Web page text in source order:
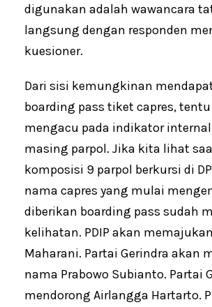
digunakan adalah wawancara
langsung dengan responden
kuesioner.
Dari sisi kemungkinan
boarding pass tiket capres,
mengacu pada indikator
masing parpol. Jika kita lihat
komposisi 9 parpol berkursi di
nama capres yang mulai
diberikan boarding pass sudah
kelihatan. PDIP akan
Maharani. Partai Gerindra akan
nama Prabowo Subianto. Partai
mendorong Airlangga Hartarto.